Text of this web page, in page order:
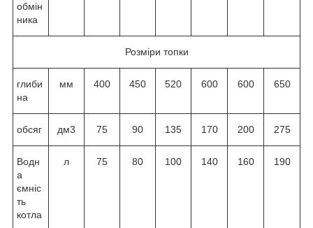
обмін
ника
Розміри топки
глиби
на
мм 400 450 520 600 600 650
обсяг дм3 75 90 135 170 200 275
Водн
а
ємніс
ть
котла
л 75 80 100 140 160 190